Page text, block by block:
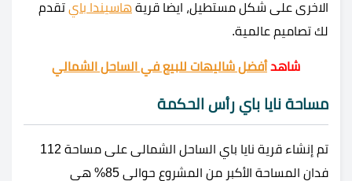
الاخرى على شكل مستطيل، ايضا قرية هاسيندا باي تقدم
لك تصاميم عالمية.
شاهدأفضل شاليهات للبيع في الساحل الشمالي
مساحة نايا باي رأس الحكمة
تم إنشاء قرية نايا باي الساحل الشمالى على مساحة 112
فدان المساحة الأكبر من المشروع حوالي 85% هي